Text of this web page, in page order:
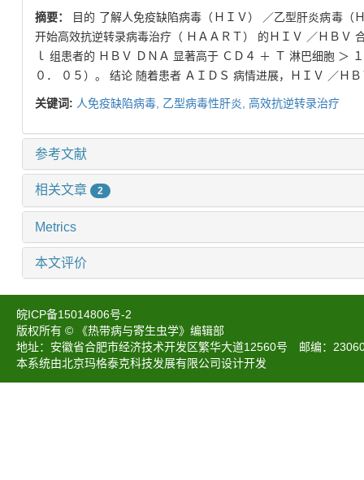
摘要：
目的 了解人免疫缺陷病毒（ＨＩＶ） ／乙型肝炎病毒
开始高效抗逆转录病毒治疗（ ＨＡＡＲＴ） 的ＨＩＶ ／ＨＢＶ
ｌ 组患者的 ＨＢＶ ＤＮＡ 显著高于 ＣＤ４ ＋ Ｔ 淋巴细胞 ＞
０． ０５）。 结论 随着患者 ＡＩＤＳ 病情进展，ＨＩＶ ／Ｈ
关键词: 人免疫缺陷病毒, 乙型病毒性肝炎, 高效抗逆转录治疗
参考文献
相关文章 2
Metrics
本文评价
皖ICP备15014806号-2
版权所有 © 《热带病与寄生虫学》编辑部
地址：安徽省合肥市经济技术开发区繁华大道12560号 邮编：
本系统由北京玛格泰克科技发展有限公司设计开发